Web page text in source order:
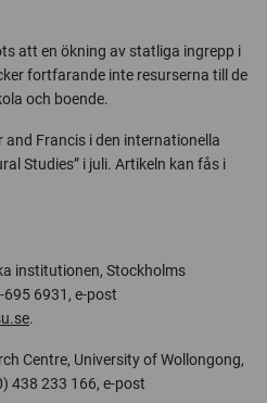
att en ökning av statliga ingrepp i
fortfarande inte resurserna till de
och boende.
and Francis i den internationella
Studies” i juli. Artikeln kan fås i
institutionen, Stockholms
6931, e-post
.
Centre, University of Wollongong,
438 233 166, e-post